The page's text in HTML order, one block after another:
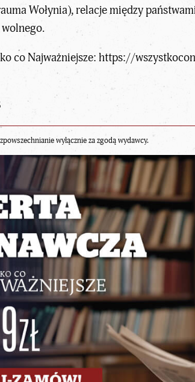
Wołynia), relacje między
wolnego.
co Najważniejsze:https://
wyłącznie za zgodą wydawcy.